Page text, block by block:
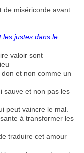
de miséricorde avant
les justes dans le
valoir sont
don et non comme un
sauve et non pas les
peut vaincre le mal.
à transformer les
traduire cet amour